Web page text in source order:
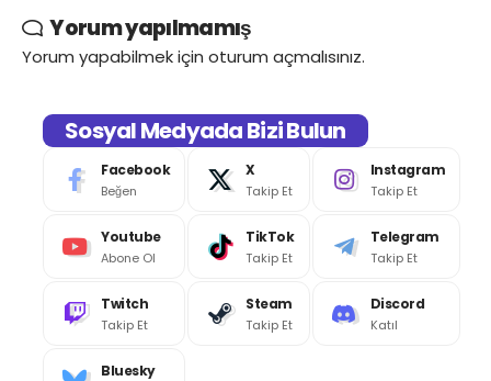
Yorum yapılmamış
Yorum yapabilmek için oturum açmalısınız.
Sosyal Medyada Bizi Bulun
Facebook
Beğen
X
Takip Et
Instagram
Takip Et
Youtube
Abone Ol
TikTok
Takip Et
Telegram
Takip Et
Twitch
Takip Et
Steam
Takip Et
Discord
Katıl
Bluesky